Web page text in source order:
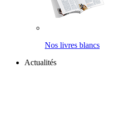
Nos livres blancs
Actualités